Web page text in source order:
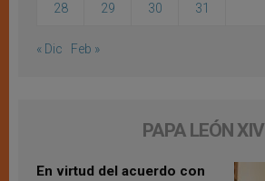
28 29 30 31
« Dic Feb »
PAPA LEÓN XIV
En virtud del acuerdo con